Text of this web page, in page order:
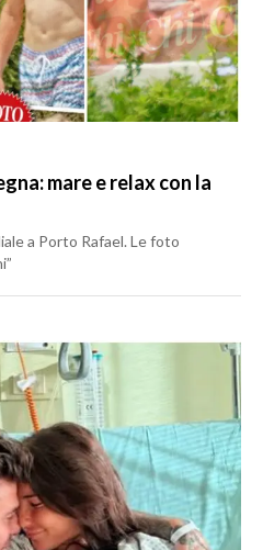
mare e relax con la
a Porto Rafael. Le foto